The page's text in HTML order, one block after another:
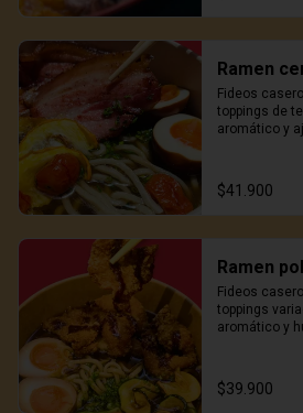
Ramen
Fideos
toppings de
aromático y
$41.900
Ramen
Fideos
toppings
aromático y
$39.900